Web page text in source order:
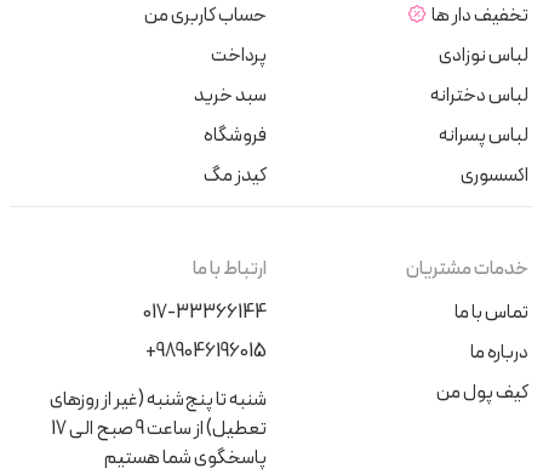
تخفیف دار ها
لباس نوزادی
لباس دخترانه
لباس پسرانه
اکسسوری
حساب کاربری من
پرداخت
سبد خرید
فروشگاه
کیدز مگ
خدمات مشتریان
تماس با ما
درباره ما
کیف پول من
ارتباط با ما
017-33366144
+989046196015
شنبه تا پنج‌شنبه (غیر از روزهای
تعطیل) از ساعت 9 صبح الی 17
پاسخگوی شما هستیم